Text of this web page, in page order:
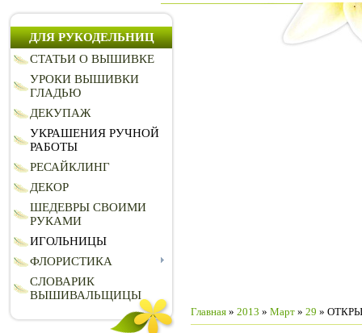
ДЛЯ РУКОДЕЛЬНИЦ
СТАТЬИ О ВЫШИВКЕ
УРОКИ ВЫШИВКИ
ГЛАДЬЮ
ДЕКУПАЖ
УКРАШЕНИЯ РУЧНОЙ
РАБОТЫ
РЕСАЙКЛИНГ
ДЕКОР
ШЕДЕВРЫ СВОИМИ
РУКАМИ
ИГОЛЬНИЦЫ
ФЛОРИСТИКА
СЛОВАРИК
ВЫШИВАЛЬЩИЦЫ
Главная » 2013 » Март » 29 »